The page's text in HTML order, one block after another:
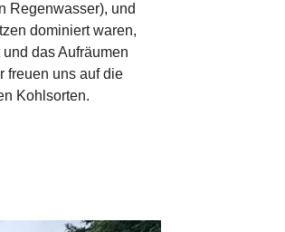
Regenwasser), und
dominiert waren,
das Aufräumen
freuen uns auf die
Kohlsorten.